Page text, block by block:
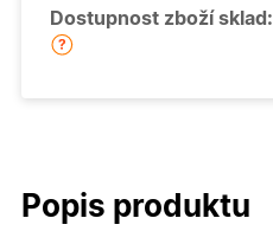
Dostupnost zboží sklad:
Popis produktu